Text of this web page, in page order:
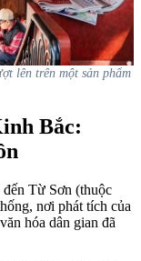
lên trên một sản phẩm
Bắc:
Từ Sơn (thuộc
nơi phát tích của
hóa dân gian đã